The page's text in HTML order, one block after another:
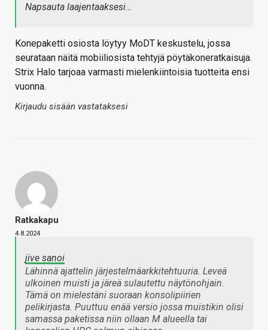
Napsauta laajentaaksesi…
Konepaketti osiosta löytyy MoDT keskustelu, jossa
seurataan näitä mobiiliosista tehtyjä pöytäkoneratkaisuja.
Strix Halo tarjoaa varmasti mielenkiintoisia tuotteita ensi
vuonna.
Kirjaudu sisään vastataksesi
Ratkakapu
4.8.2024
jive sanoi
Lähinnä ajattelin järjestelmäarkkitehtuuria. Leveä
ulkoinen muisti ja järeä sulautettu näytönohjain.
Tämä on mielestäni suoraan konsolipiirien
pelikirjasta. Puuttuu enää versio jossa muistikin olisi
samassa paketissa niin ollaan M alueella tai